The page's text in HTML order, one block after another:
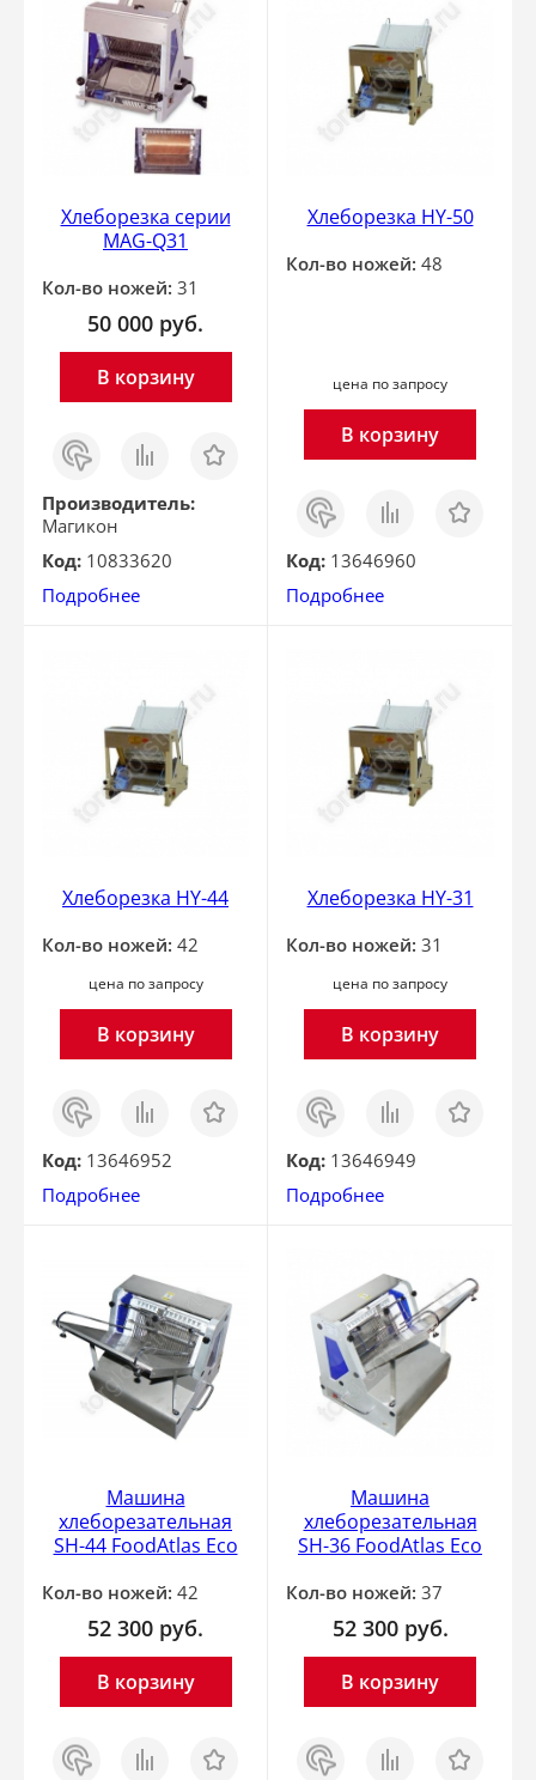
Хлеборезка серии
MAG-Q31
Кол-во ножей: 31
50 000 руб.
В корзину
Заказ
в 1
клик
Сравнить Отложить
Производитель:
Магикон
Код: 10833620
Подробнее
Хлеборезка HY-50
Кол-во ножей: 48
цена по запросу
В корзину
Заказ
в 1
клик
Сравнить Отложить
Код: 13646960
Подробнее
Хлеборезка HY-44
Кол-во ножей: 42
цена по запросу
В корзину
Заказ
в 1
клик
Сравнить Отложить
Код: 13646952
Подробнее
Хлеборезка HY-31
Кол-во ножей: 31
цена по запросу
В корзину
Заказ
в 1
клик
Сравнить Отложить
Код: 13646949
Подробнее
Машина
хлеборезательная
SH-44 FoodAtlas Eco
Кол-во ножей: 42
52 300 руб.
В корзину
Заказ
в 1
Сравнить Отложить
Машина
хлеборезательная
SH-36 FoodAtlas Eco
Кол-во ножей: 37
52 300 руб.
В корзину
Заказ
в 1
Сравнить Отложить